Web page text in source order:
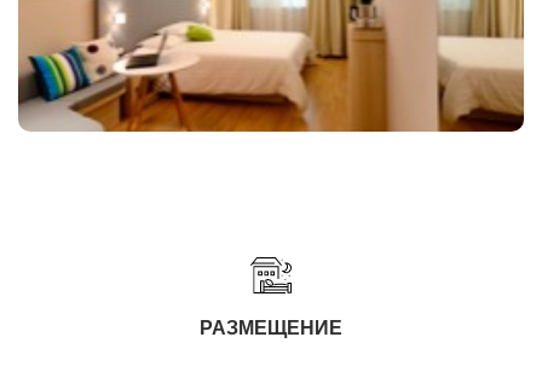
РАЗМЕЩЕНИЕ